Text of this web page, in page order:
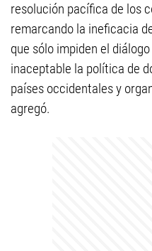
resolución pacífica de los
remarcando la ineficacia
que sólo impiden el
inaceptable la política de
países occidentales y
agregó.